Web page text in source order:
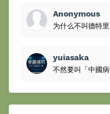
Anonymous
为什么不叫德特
yuiasaka
不然要叫「中國